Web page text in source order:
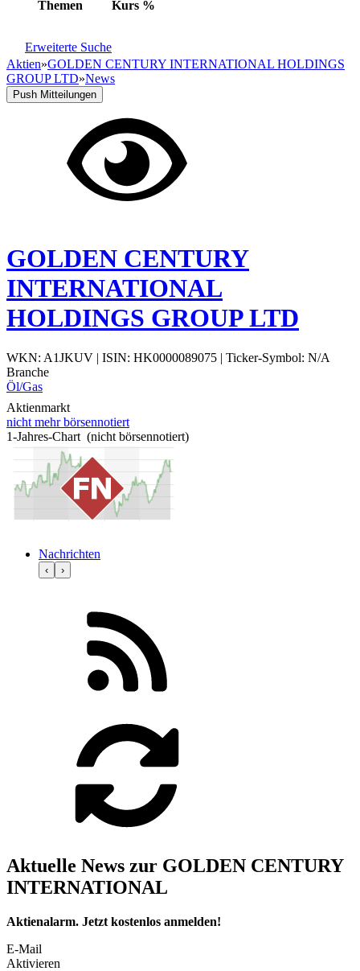
Themen Kurs %
Erweiterte Suche
Aktien»GOLDEN CENTURY INTERNATIONAL HOLDINGS
GROUP LTD»News
Push Mitteilungen
GOLDEN CENTURY
INTERNATIONAL
HOLDINGS GROUP LTD
WKN: A1JKUV | ISIN: HK0000089075 | Ticker-Symbol: N/A
Branche
Öl/Gas
Aktienmarkt
nicht mehr börsennotiert
1-Jahres-Chart (nicht börsennotiert)
Nachrichten
‹ ›
Aktuelle News zur GOLDEN CENTURY
INTERNATIONAL
Aktienalarm. Jetzt kostenlos anmelden!
E-Mail
Aktivieren